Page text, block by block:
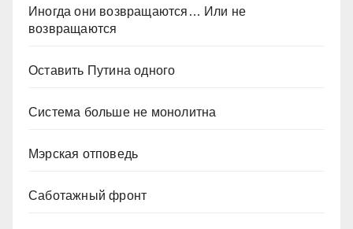
Иногда они возвращаются… Или не
возвращаются
Оставить Путина одного
Система больше не монолитна
Мэрская отповедь
Саботажный фронт